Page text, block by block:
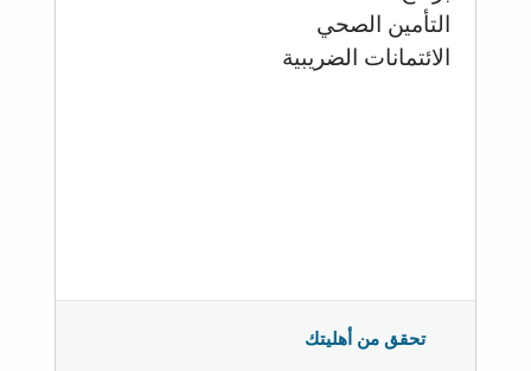
التأمين الصحي
الائتمانات الضريبية
تحقق من أهليتك